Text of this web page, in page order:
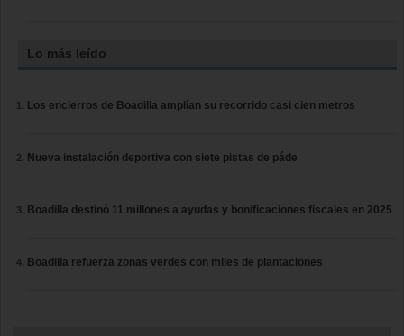
Lo más leído
Los encierros de Boadilla amplían su recorrido casi cien metros
Nueva instalación deportiva con siete pistas de páde
Boadilla destinó 11 millones a ayudas y bonificaciones fiscales en 2025
Boadilla refuerza zonas verdes con miles de plantaciones